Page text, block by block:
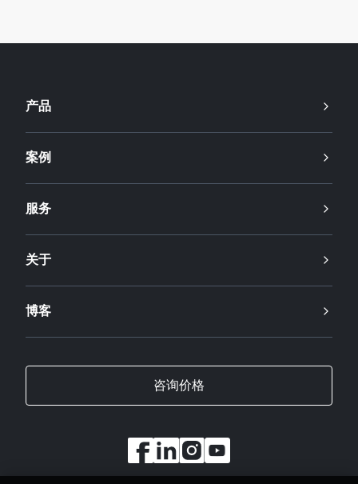
产品
案例
服务
关于
博客
咨询价格